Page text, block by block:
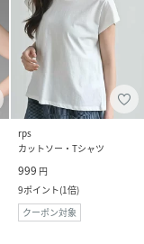
rps
カットソー・Tシャツ
999 円
9ポイント(1倍)
クーポン対象